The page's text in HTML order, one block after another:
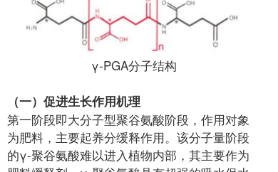
γ-PGA分子结构
（一）促进生长作用机理
第一阶段即大分子型聚谷氨酸阶段，作用对象
为肥料，主要起养分缓释作用。该分子量阶段
的γ-聚谷氨酸难以进入植物内部，其主要作为